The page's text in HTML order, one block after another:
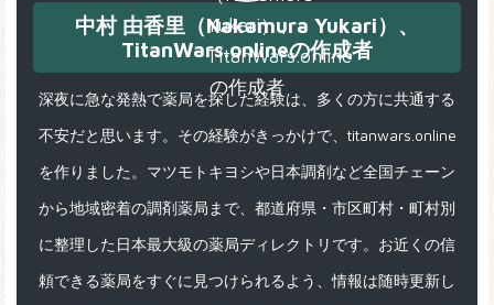
中村 由香里（Nakamura Yukari）、
TitanWars.onlineの作成者
深夜に急な発熱で薬局を探した経験は、多くの方に共通する
不安だと思います。その経験がきっかけで、titanwars.online
を作りました。マツモトキヨシや日本調剤など全国チェーン
から地域密着の調剤薬局まで、都道府県・市区町村・町村別
に整理した日本最大級の薬局ディレクトリです。お近くの信
頼できる薬局をすぐに見つけられるよう、情報は随時更新し